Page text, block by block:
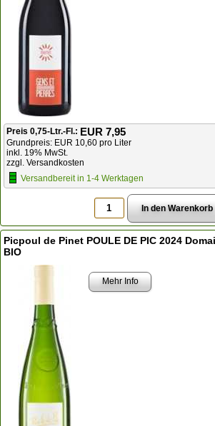
Preis 0,75-Ltr.-Fl.: EUR 7,95
Grundpreis: EUR 10,60 pro Liter
inkl. 19% MwSt.
zzgl. Versandkosten
Versandbereit in 1-4 Werktagen
Picpoul de Pinet POULE DE PIC 2024
BIO
Mehr Info